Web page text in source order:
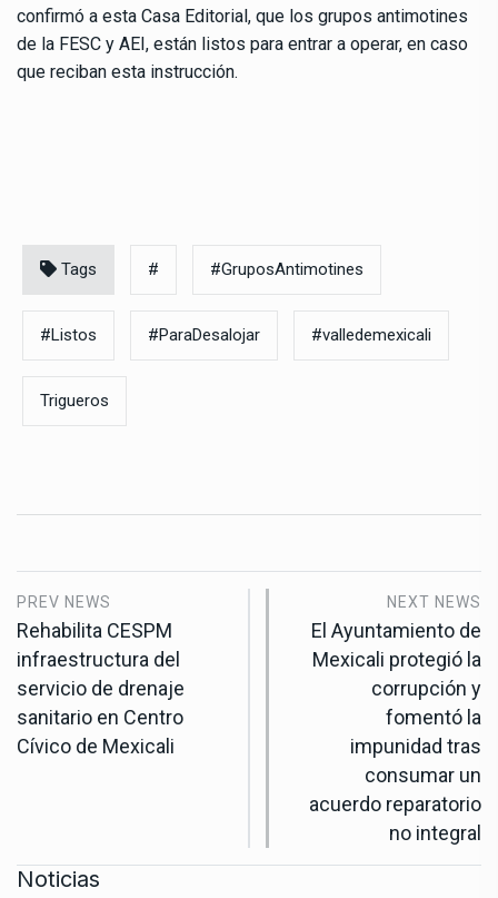
confirmó a esta Casa Editorial, que los grupos antimotines
de la FESC y AEI, están listos para entrar a operar, en caso
que reciban esta instrucción.
Tags # #GruposAntimotines
#Listos #ParaDesalojar #valledemexicali
Trigueros
PREV NEWS
Rehabilita CESPM
infraestructura del
servicio de drenaje
sanitario en Centro
Cívico de Mexicali
NEXT NEWS
El Ayuntamiento de
Mexicali protegió la
corrupción y
fomentó la
impunidad tras
consumar un
acuerdo reparatorio
no integral
Noticias